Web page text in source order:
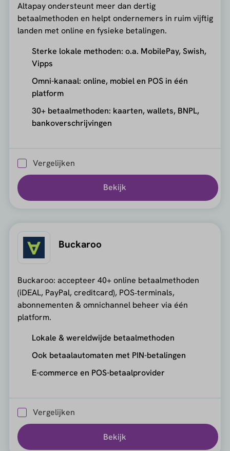
Altapay ondersteunt meer dan dertig
betaalmethoden en helpt ondernemers in ruim vijftig
landen met online en fysieke betalingen.
Sterke lokale methoden: o.a. MobilePay, Swish,
Vipps
Omni-kanaal: online, mobiel en POS in één
platform
30+ betaalmethoden: kaarten, wallets, BNPL,
bankoverschrijvingen
Vergelijken
Bekijk
Buckaroo
Buckaroo: accepteer 40+ online betaalmethoden
(iDEAL, PayPal, creditcard), POS‑terminals,
abonnementen & omnichannel beheer via één
platform.
Lokale & wereldwijde betaalmethoden
Ook betaalautomaten met PIN-betalingen
E-commerce en POS-betaalprovider
Vergelijken
Bekijk